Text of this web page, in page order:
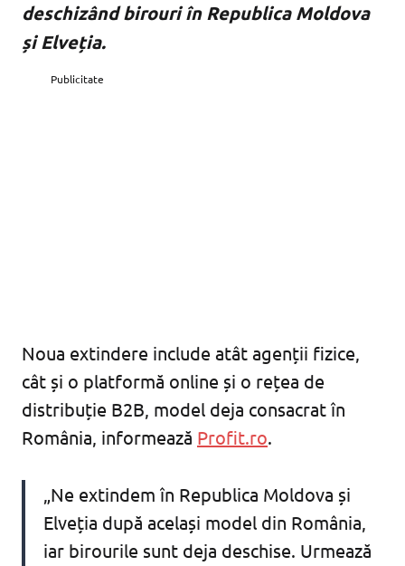
deschizând birouri în Republica Moldova
și Elveția.
Publicitate
Noua extindere include atât agenții fizice,
cât și o platformă online și o rețea de
distribuție B2B, model deja consacrat în
România, informează Profit.ro.
„Ne extindem în Republica Moldova și
Elveția după același model din România,
iar birourile sunt deja deschise. Urmează